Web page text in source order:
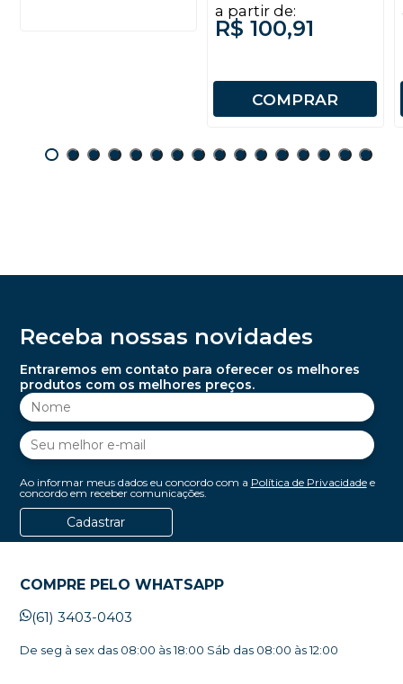
a partir de:
R$ 100,91
COMPRAR
Receba nossas novidades
Entraremos em contato para oferecer os melhores
produtos com os melhores preços.
Ao informar meus dados eu concordo com a Política de Privacidadee
concordo em receber comunicações.
Cadastrar
COMPRE PELO WHATSAPP
(61) 3403-0403
De seg à sex das 08:00 às 18:00 Sáb das 08:00 às 12:00